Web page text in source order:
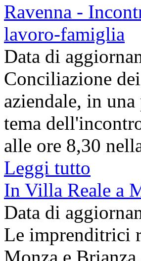
Ravenna -
lavoro-famiglia
Data di
Conciliazione
aziendale, in
tema
alle ore 8,30
Leggi tutto
In Villa Reale a
Data di
Le imprenditrici
Monza e